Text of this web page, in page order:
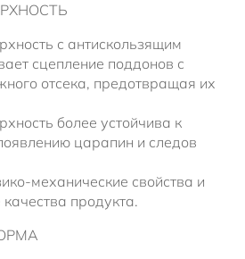
с антискользящим
сцепление поддонов с
отсека, предотвращая их
более устойчива к
царапин и следов
механические свойства и
качества продукта.